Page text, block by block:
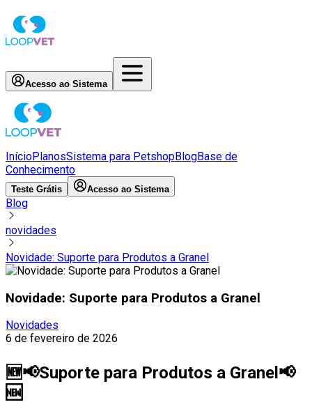
Acesso ao Sistema
InícioPlanosSistema para PetshopBlogBase de
Conhecimento
Teste Grátis Acesso ao Sistema
Blog
novidades
Novidade: Suporte para Produtos a Granel
Novidade: Suporte para Produtos a Granel
Novidades
6 de fevereiro de 2026
🆕📢Suporte para Produtos a Granel📢
🆕